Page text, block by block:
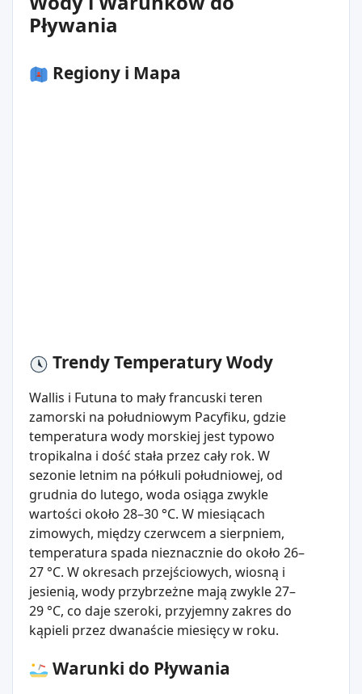
Pływania
Regiony i Mapa
Trendy Temperatury Wody
Wallis i Futuna to mały francuski teren
zamorski na południowym Pacyfiku, gdzie
temperatura wody morskiej jest typowo
tropikalna i dość stała przez cały rok. W
sezonie letnim na półkuli południowej, od
grudnia do lutego, woda osiąga zwykle
wartości około 28–30 °C. W miesiącach
zimowych, między czerwcem a sierpniem,
temperatura spada nieznacznie do około 26–
27 °C. W okresach przejściowych, wiosną i
jesienią, wody przybrzeżne mają zwykle 27–
29 °C, co daje szeroki, przyjemny zakres do
kąpieli przez dwanaście miesięcy w roku.
Warunki do Pływania